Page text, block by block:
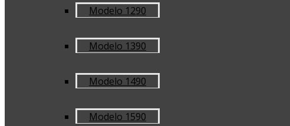
Modelo 1290
Modelo 1390
Modelo 1490
Modelo 1590